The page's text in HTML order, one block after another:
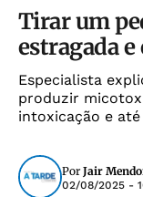
Tirar um
estragada
Especialista
produzir
intoxicação e
Por Jair
02/08/2025 -